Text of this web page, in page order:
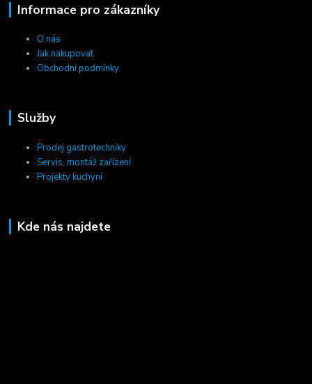
Informace pro zákazníky
O nás
Jak nakupovat
Obchodní podmínky
Služby
Prodej gastrotechniky
Servis, montáž zařízení
Projekty kuchyní
Kde nás najdete